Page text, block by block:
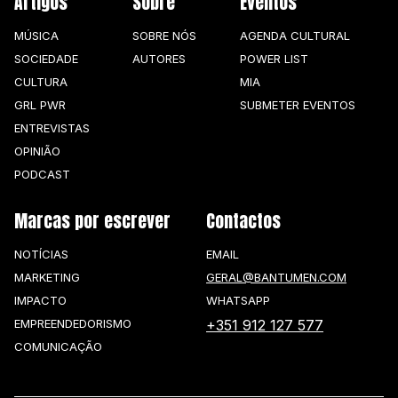
MÚSICA
SOCIEDADE
CULTURA
GRL PWR
ENTREVISTAS
OPINIÃO
PODCAST
SOBRE NÓS
AUTORES
AGENDA CULTURAL
POWER LIST
MIA
SUBMETER EVENTOS
Marcas por escrever
NOTÍCIAS
MARKETING
IMPACTO
EMPREENDEDORISMO
COMUNICAÇÃO
Contactos
EMAIL
GERAL@BANTUMEN.COM
WHATSAPP
+351 912 127 577